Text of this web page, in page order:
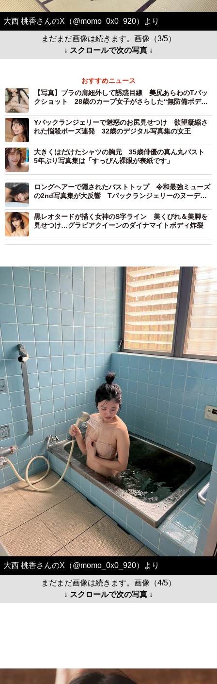
大西 桃香さんのX（@momo_0x0_920）より
まだまだ画像は続きます。画像（3/5）
↓ スクロールで次の写真 ↓
おすすめニュース
【写真】ブラの肩紐外して誘惑目線 美尻あらわのTバッ
クショット 28歳のカープ女子がさらした“無防備ボデ
Yバックランジェリーで魅惑のお尻見せつけ 欲望凝縮さ
れた悩殺ポーズ連発 32歳のデジタル写真集の女王
大きくはだけたシャツの胸元 35歳俳優の真ん丸バスト
5年ぶり写真集は「すっぴん裸眼が表紙です」
ロングヘアーで隠されたバストトップ 令和最強ミューズ
の2nd写真集が大反響 Tバックランジェリーのヌーディ
黒レオタードが描く女神のS字ライン 美くびれ＆美脚を
見せつけ…グラビアクイーンのダイナマイトボディ炸裂
大西 桃香さんのX（@momo_0x0_920）より
まだまだ画像は続きます。画像（4/5）
↓ スクロールで次の写真 ↓